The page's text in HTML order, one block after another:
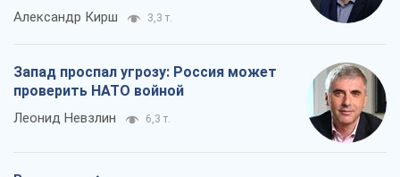
Александр Кирш 3,3 т.
Запад проспал угрозу: Россия может
проверить НАТО войной
Леонид Невзлин 6,3 т.